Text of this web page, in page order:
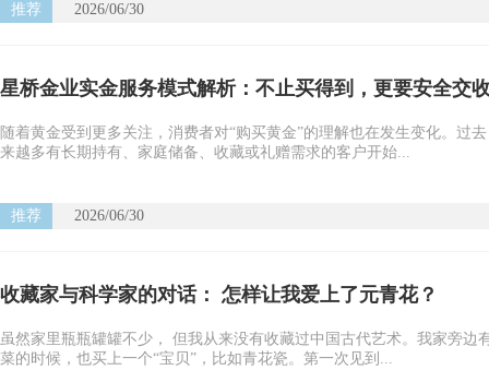
推荐 2026/06/30
星桥金业实金服务模式解析：不止买得到，更要安全交
随着黄金受到更多关注，消费者对“购买黄金”的理解也在发生变化。过
来越多有长期持有、家庭储备、收藏或礼赠需求的客户开始...
推荐 2026/06/30
收藏家与科学家的对话： 怎样让我爱上了元青花？
虽然家里瓶瓶罐罐不少， 但我从来没有收藏过中国古代艺术。我家旁
菜的时候，也买上一个“宝贝”，比如青花瓷。第一次见到...